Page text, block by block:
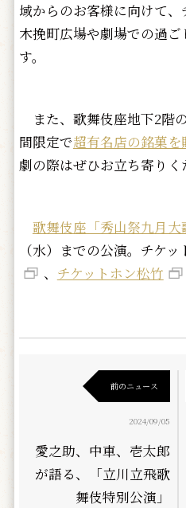
域からのお客様に向けて、
木挽町広場や劇場での過
す。
また、歌舞伎座地下2階
間限定で超有名店の銘菓を
劇の際はぜひお立ち寄りく
歌舞伎座「秀山祭九月大
（水）までの公演。チケッ
、 チケットホン松竹
前のニュース
2024/09/05
愛之助、中車、壱太郎
が語る、「立川立飛歌
舞伎特別公演」